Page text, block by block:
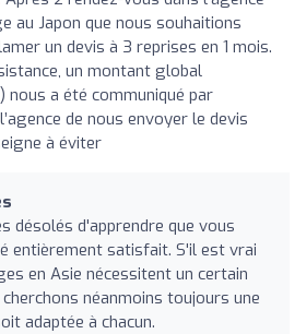
au Japon que nous souhaitions
un devis à 3 reprises en 1 mois.
un montant global
nous a été communiqué par
de nous envoyer le devis
à éviter
désolés d'apprendre que vous
entièrement satisfait. S'il est vrai
en Asie nécessitent un certain
néanmoins toujours une
adaptée à chacun.